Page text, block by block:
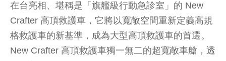
在台亮相、堪稱是「旗艦級行動急診室」的 New
Crafter 高頂救護車，它將以寬敞空間重新定義高規
格救護車的新基準，成為大型高頂救護車的首選。
New Crafter 高頂救護車獨一無二的超寬敞車艙，透